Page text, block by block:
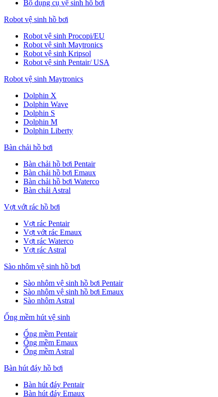
Bộ dụng cụ vệ sinh hồ bơi
Robot vệ sinh hồ bơi
Robot vệ sinh Procopi/EU
Robot vệ sinh Maytronics
Robot vệ sinh Kripsol
Robot vệ sinh Pentair/ USA
Robot vệ sinh Maytronics
Dolphin X
Dolphin Wave
Dolphin S
Dolphin M
Dolphin Liberty
Bàn chải hồ bơi
Bàn chải hồ bơi Pentair
Bàn chải hồ bơi Emaux
Bàn chải hồ bơi Waterco
Bàn chải Astral
Vợt vớt rác hồ bơi
Vợt rác Pentair
Vợt vớt rác Emaux
Vợt rác Waterco
Vợt rác Astral
Sào nhôm vệ sinh hồ bơi
Sào nhôm vệ sinh hồ bơi Pentair
Sào nhôm vệ sinh hồ bơi Emaux
Sào nhôm Astral
Ống mềm hút vệ sinh
Ống mềm Pentair
Ống mềm Emaux
Ống mềm Astral
Bàn hút đáy hồ bơi
Bàn hút đáy Pentair
Bàn hút đáy Emaux